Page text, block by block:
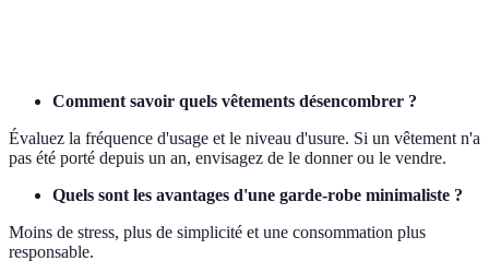
Comment savoir quels vêtements désencombrer ?
Évaluez la fréquence d'usage et le niveau d'usure. Si un vêtement n'a
pas été porté depuis un an, envisagez de le donner ou le vendre.
Quels sont les avantages d'une garde-robe minimaliste ?
Moins de stress, plus de simplicité et une consommation plus
responsable.